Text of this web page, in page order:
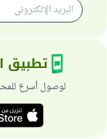
تطبيق
لوصول أسرع